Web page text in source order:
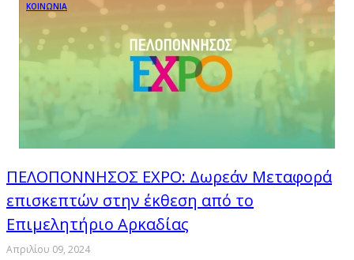
ΚΟΙΝΩΝΙΑ
ΠΕΛΟΠΟΝΝΗΣΟΣ EXPO: Δωρεάν Μεταφορά
επισκεπτών στην έκθεση από το
Επιμελητήριο Αρκαδίας
Απριλίου 09, 2024